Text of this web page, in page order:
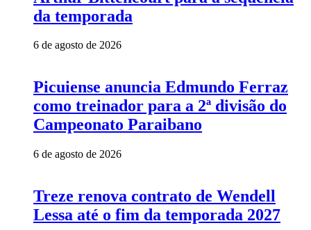
da temporada
6 de agosto de 2026
Picuiense anuncia Edmundo Ferraz
como treinador para a 2ª divisão do
Campeonato Paraibano
6 de agosto de 2026
Treze renova contrato de Wendell
Lessa até o fim da temporada 2027